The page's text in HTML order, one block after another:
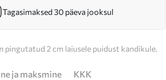
Tagasimaksed 30 päeva jooksul
pingutatud 2 cm laiusele puidust kandikule.
ja maksmine KKK